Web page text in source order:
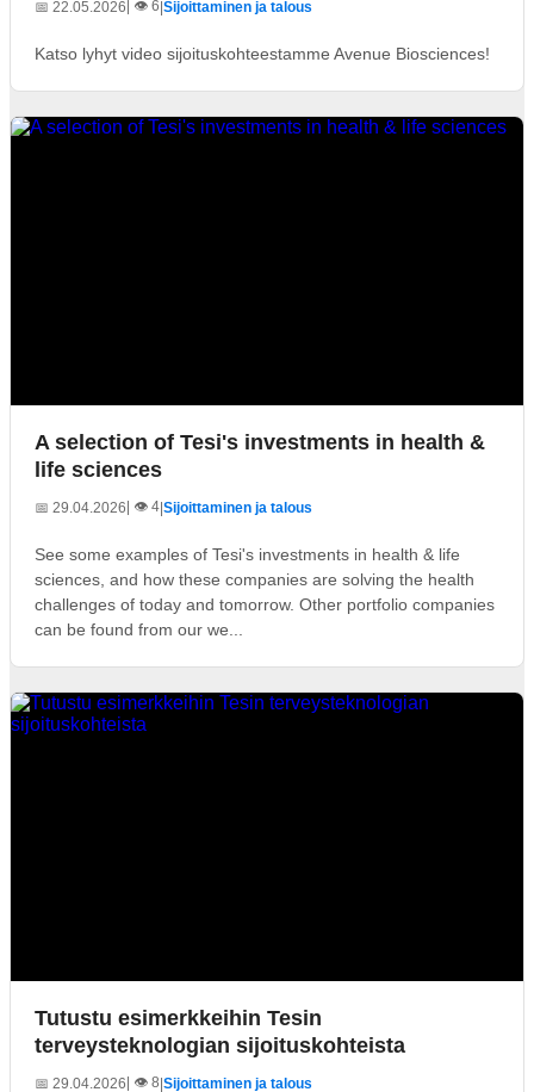
📅 22.05.2026| 👁️ 6 Sijoittaminen ja talous
Katso lyhyt video sijoituskohteestamme Avenue Biosciences!
A selection of Tesi's investments in health &
life sciences
📅 29.04.2026| 👁️ 4 Sijoittaminen ja talous
See some examples of Tesi's investments in health & life
sciences, and how these companies are solving the health
challenges of today and tomorrow. Other portfolio companies
can be found from our we...
Tutustu esimerkkeihin Tesin
terveysteknologian sijoituskohteista
📅 29.04.2026| 👁️ 8 Sijoittaminen ja talous